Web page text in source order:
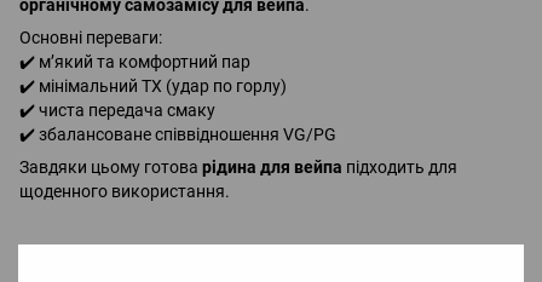
органічному самозамісу для вейпа.
Основні переваги:
✔️ м’який та комфортний пар
✔️ мінімальний ТХ (удар по горлу)
✔️ чиста передача смаку
✔️ збалансоване співвідношення VG/PG
Завдяки цьому готова рідина для вейпа підходить для
щоденного використання.